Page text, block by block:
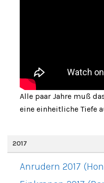
Alle paar Jahre muß
eine einheitliche Tiefe
2017
Anrudern 2017